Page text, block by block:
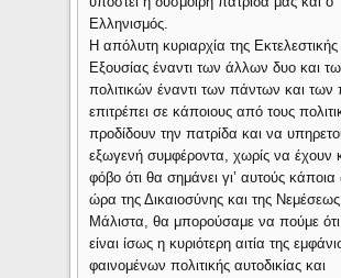
Ελληνισμός.
Η απόλυτη κυριαρχία της Εκτελεστικής
Εξουσίας έναντι των άλλων δυο και
πολιτικών έναντι των πάντων και των
επιτρέπει σε κάποιους από τους
προδίδουν την πατρίδα και να
εξωγενή συμφέροντα, χωρίς να έχουν
φόβο ότι θα σημάνει γι’ αυτούς κάποια
ώρα της Δικαιοσύνης και της Νεμέσεως.
Μάλιστα, θα μπορούσαμε να πούμε
είναι ίσως η κυριότερη αιτία της
φαινομένων πολιτικής αυτοδικίας και